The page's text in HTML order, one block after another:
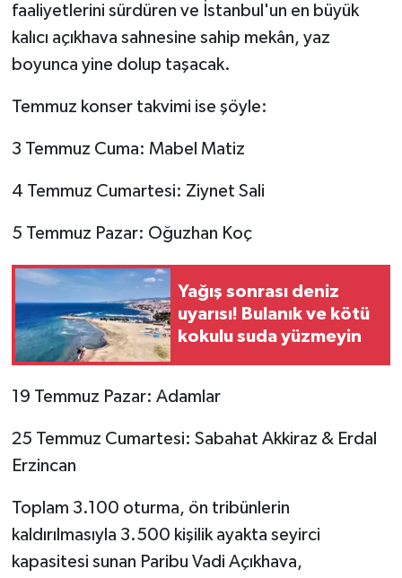
faaliyetlerini sürdüren ve İstanbul'un en büyük
kalıcı açıkhava sahnesine sahip mekân, yaz
boyunca yine dolup taşacak.
Temmuz konser takvimi ise şöyle:
3 Temmuz Cuma: Mabel Matiz
4 Temmuz Cumartesi: Ziynet Sali
5 Temmuz Pazar: Oğuzhan Koç
Yağış sonrası deniz
uyarısı! Bulanık ve kötü
kokulu suda yüzmeyin
19 Temmuz Pazar: Adamlar
25 Temmuz Cumartesi: Sabahat Akkiraz & Erdal
Erzincan
Toplam 3.100 oturma, ön tribünlerin
kaldırılmasıyla 3.500 kişilik ayakta seyirci
kapasitesi sunan Paribu Vadi Açıkhava,